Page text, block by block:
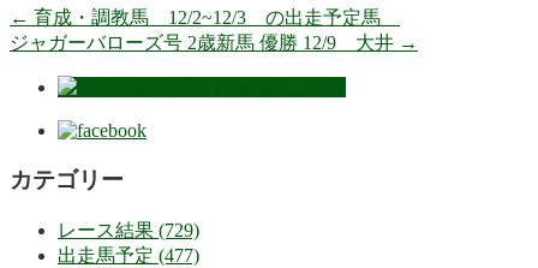
← 育成・調教馬 12/2~12/3 の出走予定馬
ジャガーバローズ号 2歳新馬 優勝 12/9 大井 →
カテゴリー
レース結果 (729)
出走馬予定 (477)